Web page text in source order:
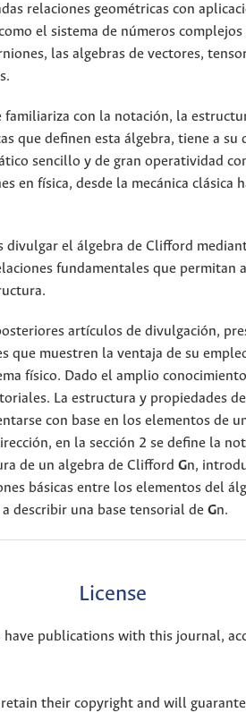
relaciones geométricas con
el sistema de números
las algebras de vectores,
familiariza con la notación, la
que definen esta álgebra, tiene a su
sencillo y de gran operatividad
en física, desde la mecánica clásica
divulgar el álgebra de Clifford
fundamentales que permitan
artículos de divulgación,
que muestren la ventaja de su
físico. Dado el amplio
La estructura y propiedades
con base en los elementos de
en la sección 2 se define la
de un algebra de Clifford Gn,
básicas entre los elementos del
a describir una base tensorial de Gn.
License
have publications with this journal,
their copyright and will